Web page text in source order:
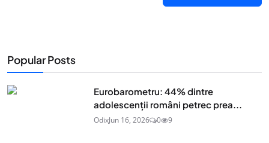
Popular Posts
Eurobarometru: 44% dintre
adolescenţii români petrec prea...
OdixJun 16, 2026 0 9